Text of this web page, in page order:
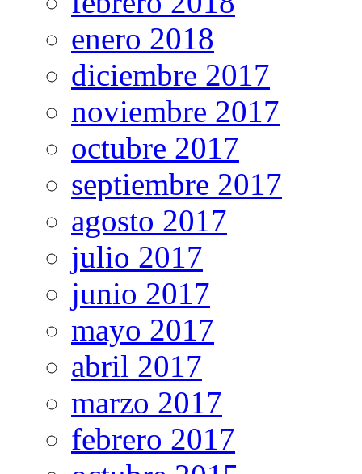
enero 2018
diciembre 2017
noviembre 2017
octubre 2017
septiembre 2017
agosto 2017
julio 2017
junio 2017
mayo 2017
abril 2017
marzo 2017
febrero 2017